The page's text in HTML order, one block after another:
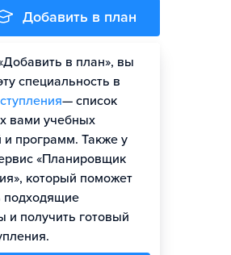
Добавить в план
в план», вы
специальность в
— список
вами учебных
и программ. Также у
«Планировщик
который поможет
подходящие
и получить готовый